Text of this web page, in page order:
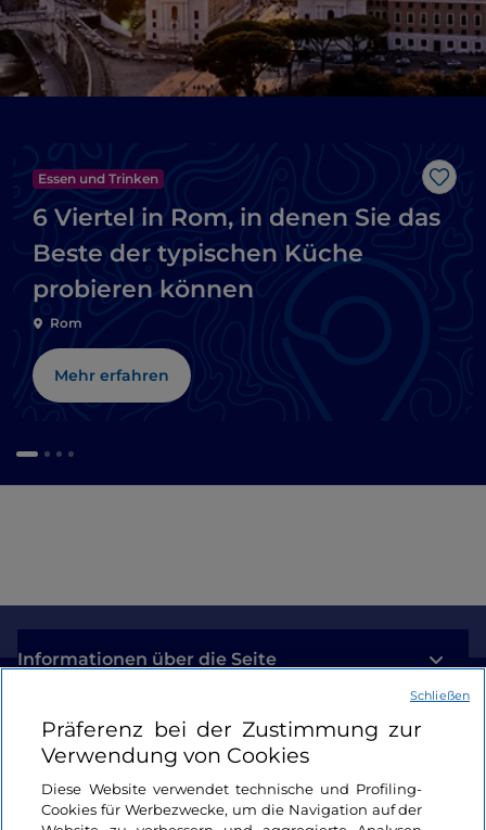
Like
Essen und Trinken
6 Viertel in Rom, in denen Sie das
Beste der typischen Küche
probieren können
Rom
Mehr erfahren
Informationen über die Seite
Nützliche Links
Login
Präferenz bei der Zustimmung zur
Verwendung von Cookies
Diese Website verwendet technische und Profiling-
Cookies für Werbezwecke, um die Navigation auf der
Schließen